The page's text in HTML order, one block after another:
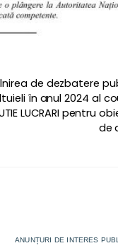
de
în anul 2024 al
LUCRARI pentru
de
ANUNȚURI DE INTERES